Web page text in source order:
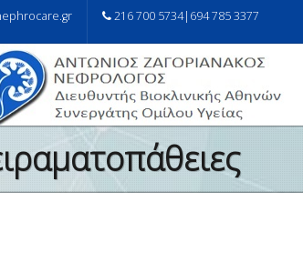
216 700 5734|694 785 3377